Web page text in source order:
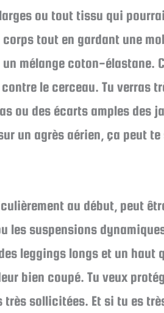
ou tout tissu qui
tout en gardant une
mélange coton-élastane.
le cerceau. Tu verras
ou des écarts amples des
un agrès aérien, ça peut
au début, peut
les suspensions
leggings longs et un
bien coupé. Tu veux
sollicitées. Et si tu es